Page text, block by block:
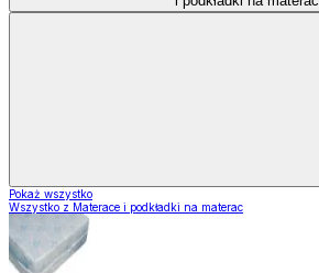
Pokaż wszystko
Wszystko z Materace i podkładki na materac